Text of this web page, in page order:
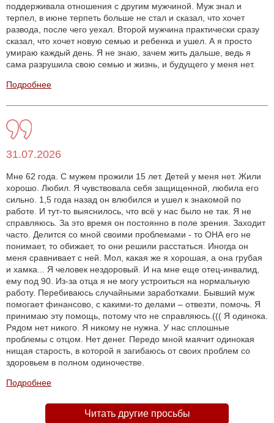
поддерживала отношения с другим мужчиной. Муж знал и
терпел, в июне терпеть больше не стал и сказал, что хочет
развода, после чего уехал. Второй мужчина практически сразу
сказал, что хочет новую семью и ребенка и ушел. А я просто
умираю каждый день. Я не знаю, зачем жить дальше, ведь я
сама разрушила свою семью и жизнь, и будущего у меня нет.
Подробнее
31.07.2026
Мне 62 года. С мужем прожили 15 лет. Детей у меня нет. Жили
хорошо. Любил. Я чувствовала себя защищенной, любила его
сильно. 1,5 года назад он влюбился и ушел к знакомой по
работе. И тут-то выяснилось, что всё у нас было не так. Я не
справляюсь. За это время он постоянно в поле зрения. Заходит
часто. Делится со мной своими проблемами - то ОНА его не
понимает, то обижает, то они решили расстаться. Иногда он
меня сравнивает с ней. Мол, какая же я хорошая, а она грубая
и хамка... Я человек нездоровый. И на мне еще отец-инвалид,
ему под 90. Из-за отца я не могу устроиться на нормальную
работу. Перебиваюсь случайными заработками. Бывший муж
помогает финансово, с какими-то делами – отвезти, помочь. Я
принимаю эту помощь, потому что не справляюсь.((( Я одинока.
Рядом нет никого. Я никому не нужна. У нас сплошные
проблемы с отцом. Нет денег. Передо мной маячит одинокая
нищая старость, в которой я загибаюсь от своих проблем со
здоровьем в полном одиночестве.
Подробнее
Читать другие просьбы